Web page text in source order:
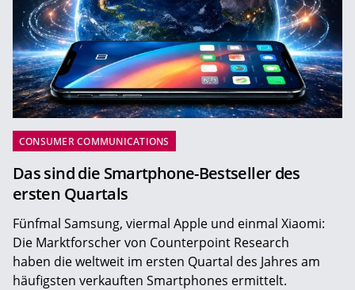
CONSUMER COMMUNICATIONS
Das sind die Smartphone-Bestseller des
ersten Quartals
Fünfmal Samsung, viermal Apple und einmal Xiaomi:
Die Marktforscher von Counterpoint Research
haben die weltweit im ersten Quartal des Jahres am
häufigsten verkauften Smartphones ermittelt.